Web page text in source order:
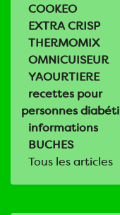
COOKEO
EXTRA CRISP
THERMOMIX
OMNICUISEUR
YAOURTIERE
recettes pour
personnes diabéti
informations
BUCHES
Tous les articles